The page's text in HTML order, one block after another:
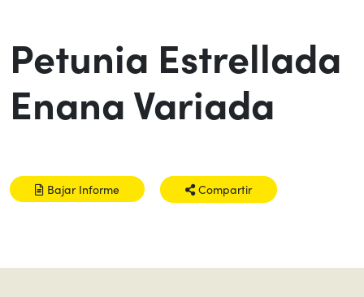
Petunia Estrellada
Enana Variada
Bajar Informe Compartir